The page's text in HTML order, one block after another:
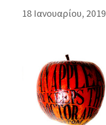
18 Ιανουαρίου, 2019